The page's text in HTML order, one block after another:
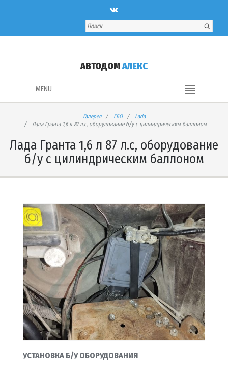
АВТОДОМАЛЕКС
MENU
Галерея ГБО
Lada
Лада Гранта 1,6 л 87 л.с, оборудование б/у с цилиндрическим баллоном
Лада Гранта 1,6 л 87 л.с, оборудование
б/у с цилиндрическим баллоном
УСТАНОВКА Б/У ОБОРУДОВАНИЯ